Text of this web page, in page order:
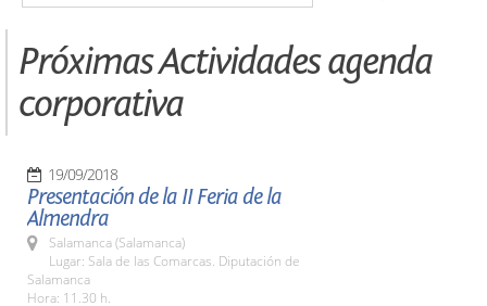
Próximas Actividades agenda
corporativa
19/09/2018
Presentación de la II Feria de la
Almendra
Salamanca (Salamanca)
Lugar: Sala de las Comarcas. Diputación de
Salamanca
Hora: 11.30 h.